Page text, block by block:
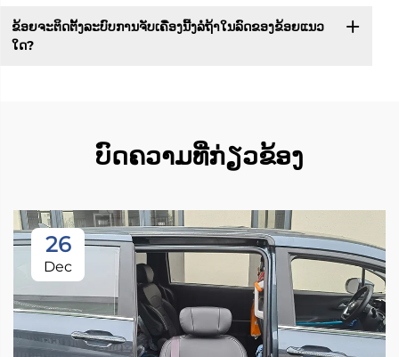
ຂ້ອຍຈະຕິດຕັ້ງລະບົບການຈັບເຄື່ອງນີ້ງລໍຖ້າໃນລົດຂອງຂ້ອຍແນວ
ໃດ?
ບົດຄວາມທີ່ກ່ຽວຂ້ອງ
26
Dec